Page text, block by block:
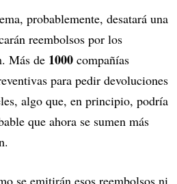
probablemente, desatará una
reembolsos por los
Más de 1000 compañías
para pedir devoluciones
algo que, en principio, podría
que ahora se sumen más
se emitirán esos reembolsos ni